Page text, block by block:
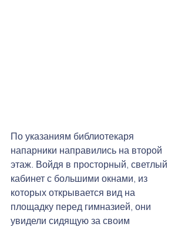
По указаниям библиотекаря
напарники направились на второй
этаж. Войдя в просторный, светлый
кабинет с большими окнами, из
которых открывается вид на
площадку перед гимназией, они
увидели сидящую за своим